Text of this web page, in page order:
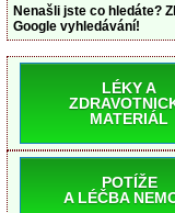
Nenašli jste co hledáte?
Google vyhledávání!
LÉKY A
MATERIÁL
POTÍŽE
A LÉČBA